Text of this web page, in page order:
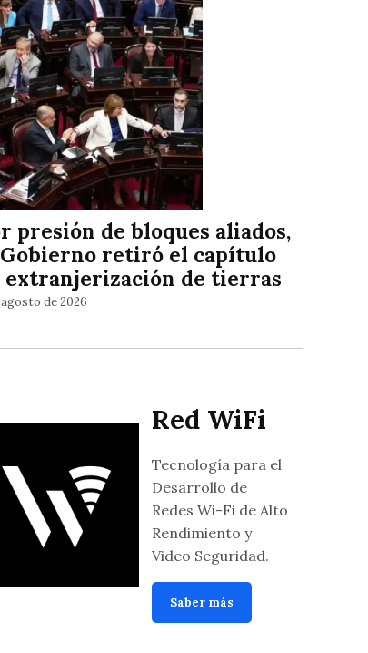
presión de bloques aliados,
retiró el capítulo
extranjerización de tierras
de 2026
Red WiFi
Tecnología para el
Desarrollo de
Redes Wi-Fi de Alto
Rendimiento y
Video Seguridad.
Saber más